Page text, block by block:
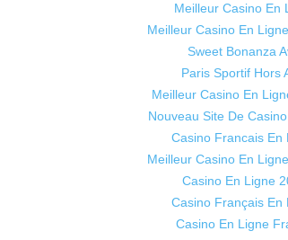
Meilleur Casino En
Meilleur Casino En
Sweet Bonanza
Paris Sportif Hors
Meilleur Casino En
Nouveau Site De
Casino Francais En
Meilleur Casino En
Casino En Ligne
Casino Français En
Casino En Ligne